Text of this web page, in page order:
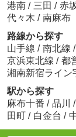
港南 / 三田 / 赤
代々木 / 南麻布
路線から探す
山手線 / 南北線 /
京浜東北線 / 都
湘南新宿ライン
駅から探す
麻布十番 / 品川 /
田町 / 白金台 /